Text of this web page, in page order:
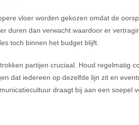
vloer worden gekozen omdat de
duren dan verwacht waardoor er
toch binnen het budget blijft.
partijen cruciaal. Houd regelmatig
dat iedereen op dezelfde lijn zit en
draagt bij aan een soepel